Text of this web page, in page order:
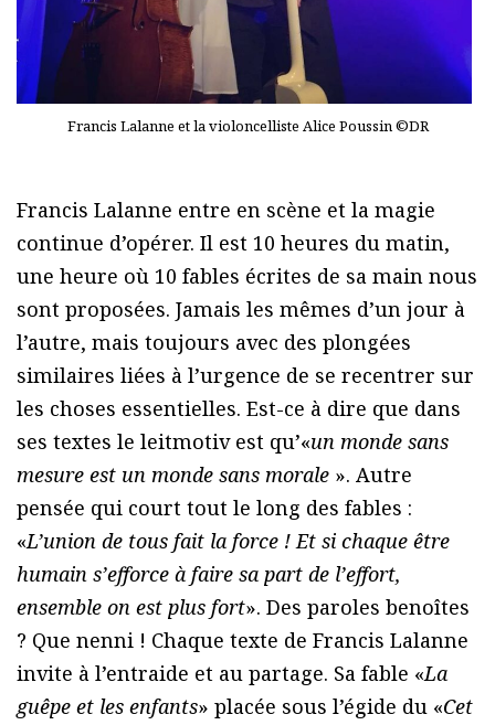
Francis Lalanne et la violoncelliste Alice Poussin ©DR
Francis Lalanne entre en scène et la magie
continue d’opérer. Il est 10 heures du matin,
une heure où 10 fables écrites de sa main nous
sont proposées. Jamais les mêmes d’un jour à
l’autre, mais toujours avec des plongées
similaires liées à l’urgence de se recentrer sur
les choses essentielles. Est-ce à dire que dans
ses textes le leitmotiv est qu’«un monde sans
mesure est un monde sans morale ». Autre
pensée qui court tout le long des fables :
«L’union de tous fait la force ! Et si chaque être
humain s’efforce à faire sa part de l’effort,
ensemble on est plus fort». Des paroles benoîtes
? Que nenni ! Chaque texte de Francis Lalanne
invite à l’entraide et au partage. Sa fable «La
guêpe et les enfants» placée sous l’égide du «Cet